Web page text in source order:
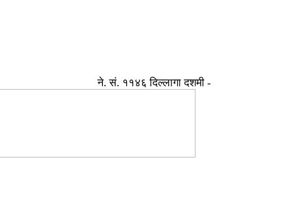
ने. सं. ११४६ दिल्लागा दशमी -